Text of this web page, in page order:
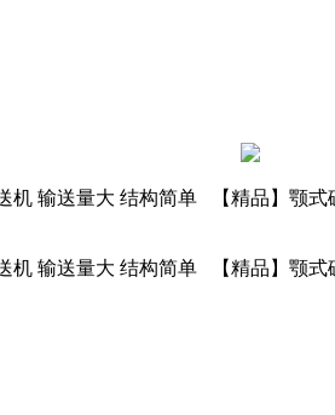
输送量大 结构简单 【精品】颚
输送量大 结构简单 【精品】颚